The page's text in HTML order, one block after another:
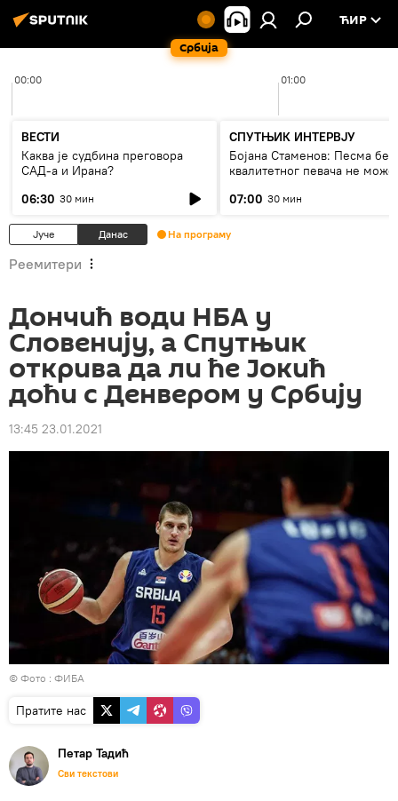
Србија
ЋИР
00:00 01:00
ВЕСТИ
Каква је судбина преговора
САД-а и Ирана?
06:30 30 мин
СПУТЊИК ИНТЕРВЈУ
Бојана Стаменов: Песма без
квалитетног певача не може
07:00 30 мин
Јуче Данас На програму
Реемитери
Дончић води НБА у
Словенију, а Спутњик
открива да ли ће Јокић
доћи с Денвером у Србију
13:45 23.01.2021
© Фото : ФИБА
Пратите нас
Петар Тадић
Сви текстови